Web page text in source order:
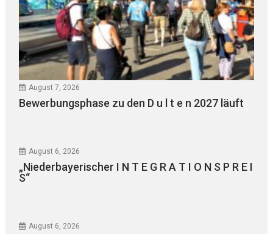
August 7, 2026
Bewerbungsphase zu den D u l t e n 2027 läuft
August 6, 2026
„Niederbayerischer I N T E G R A T I O N S P R E I
S“
August 6, 2026